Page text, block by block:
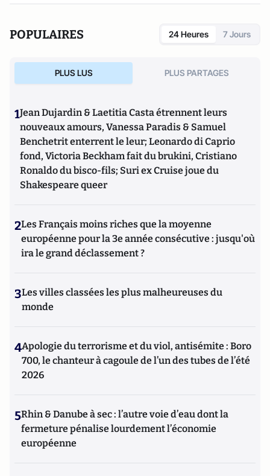
POPULAIRES 24 Heures 7 Jours
PLUS LUS PLUS PARTAGES
1Jean Dujardin & Laetitia Casta étrennent leurs
nouveaux amours, Vanessa Paradis & Samuel
Benchetrit enterrent le leur; Leonardo di Caprio
fond, Victoria Beckham fait du brukini, Cristiano
Ronaldo du bisco-fils; Suri ex Cruise joue du
Shakespeare queer
2Les Français moins riches que la moyenne
européenne pour la 3e année consécutive : jusqu'où
ira le grand déclassement ?
3Les villes classées les plus malheureuses du
monde
4Apologie du terrorisme et du viol, antisémite : Boro
700, le chanteur à cagoule de l’un des tubes de l’été
2026
5Rhin & Danube à sec : l’autre voie d’eau dont la
fermeture pénalise lourdement l’économie
européenne